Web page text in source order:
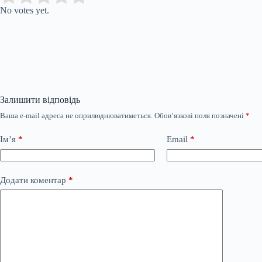
No votes yet.
Залишити відповідь
Ваша e-mail адреса не оприлюднюватиметься. Обов’язкові поля позначені *
Ім’я * Email *
Додати коментар *